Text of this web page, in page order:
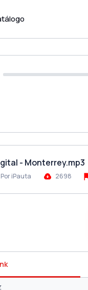
- Monterrey.mp3
Por iPauta 2698